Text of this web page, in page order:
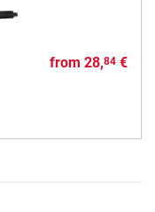
from 28,84€